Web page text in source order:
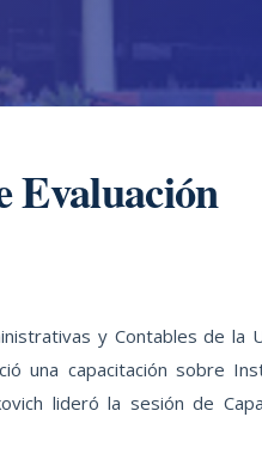
Evaluación
y Contables de la
una capacitación sobre
lideró la sesión de